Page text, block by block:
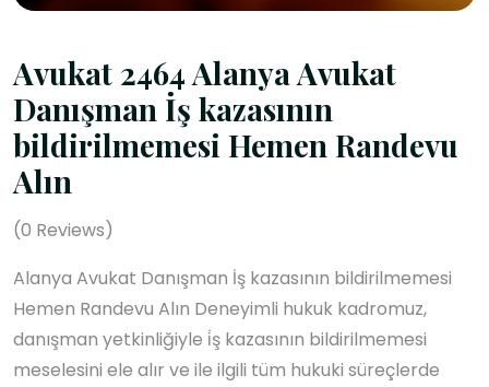
Avukat 2464 Alanya Avukat
Danışman İş kazasının
bildirilmemesi Hemen Randevu
Alın
(0 Reviews)
Alanya Avukat Danışman İş kazasının bildirilmemesi
Hemen Randevu Alın Deneyimli hukuk kadromuz,
danışman yetkinliğiyle i̇ş kazasının bildirilmemesi
meselesini ele alır ve ile ilgili tüm hukuki süreçlerde